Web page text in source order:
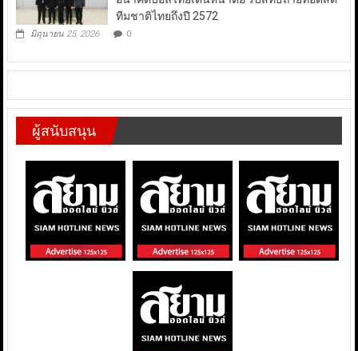
ทีมชาติไทยถึงปี 2572
มิถุนายน 25, 2026 0
ผู้สนับสนุน